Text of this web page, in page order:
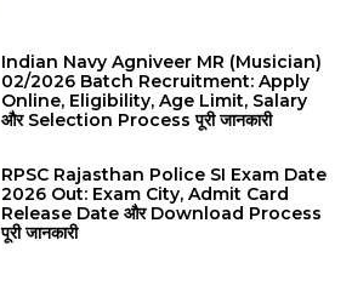
Indian Navy Agniveer MR (Musician)
02/2026 Batch Recruitment: Apply
Online, Eligibility, Age Limit, Salary
और Selection Process पूरी जानकारी
RPSC Rajasthan Police SI Exam Date
2026 Out: Exam City, Admit Card
Release Date और Download Process
पूरी जानकारी